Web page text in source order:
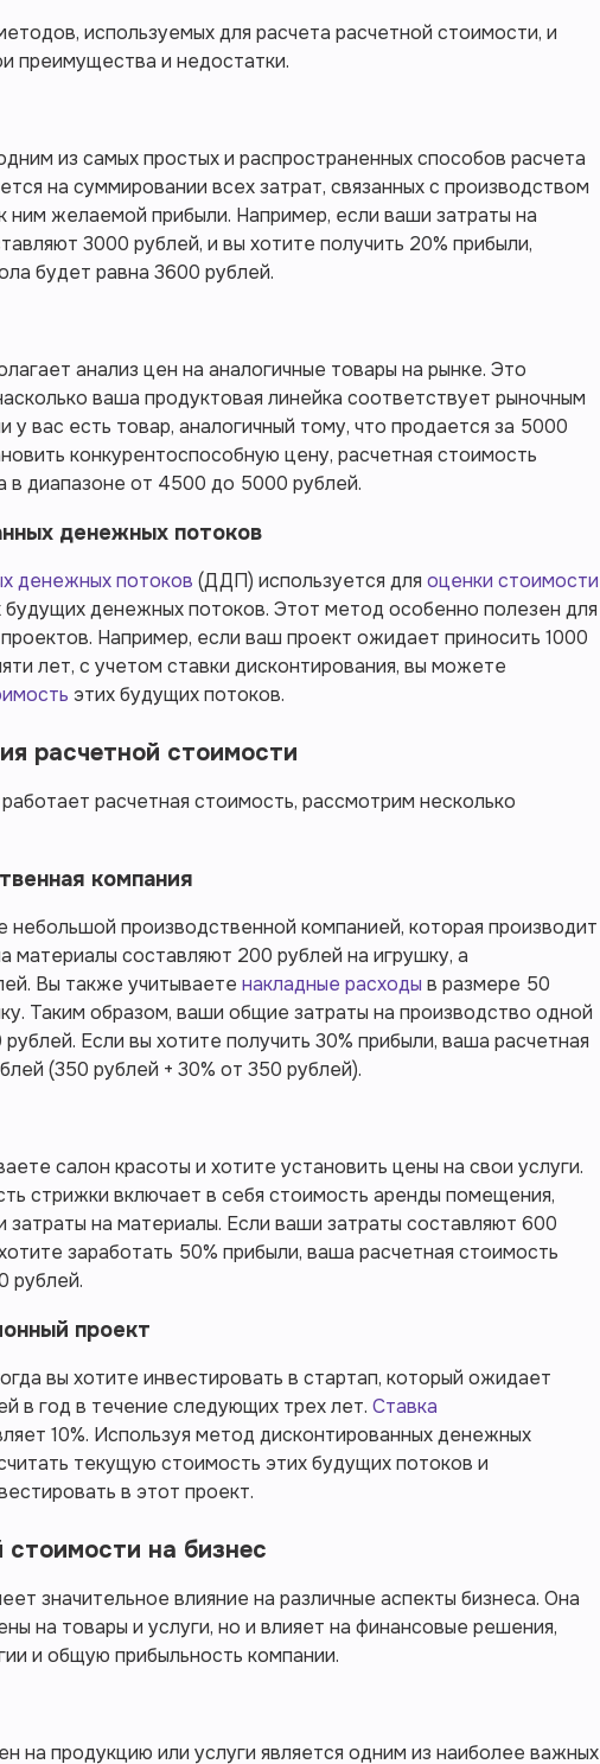
используемых для расчета расчетной стоимости, и
преимущества и недостатки.
из самых простых и распространенных способов расчета
на суммировании всех затрат, связанных с производством
ним желаемой прибыли. Например, если ваши затраты на
3000 рублей, и вы хотите получить 20% прибыли,
будет равна 3600 рублей.
анализ цен на аналогичные товары на рынке. Это
ваша продуктовая линейка соответствует рыночным
у вас есть товар, аналогичный тому, что продается за 5000
конкурентоспособную цену, расчетная стоимость
в диапазоне от 4500 до 5000 рублей.
денежных потоков
денежных потоков (ДДП) используется для оценки стоимости
будущих денежных потоков. Этот метод особенно полезен для
Например, если ваш проект ожидает приносить 1000
лет, с учетом ставки дисконтирования, вы можете
этих будущих потоков.
расчетной стоимости
расчетная стоимость, рассмотрим несколько
компания
небольшой производственной компанией, которая производит
материалы составляют 200 рублей на игрушку, а
Вы также учитываете накладные расходы в размере 50
Таким образом, ваши общие затраты на производство одной
Если вы хотите получить 30% прибыли, ваша расчетная
(350 рублей + 30% от 350 рублей).
салон красоты и хотите установить цены на свои услуги.
стрижки включает в себя стоимость аренды помещения,
затраты на материалы. Если ваши затраты составляют 600
заработать 50% прибыли, ваша расчетная стоимость
рублей.
проект
вы хотите инвестировать в стартап, который ожидает
в год в течение следующих трех лет. Ставка
10%. Используя метод дисконтированных денежных
текущую стоимость этих будущих потоков и
в этот проект.
стоимости на бизнес
значительное влияние на различные аспекты бизнеса. Она
на товары и услуги, но и влияет на финансовые решения,
и общую прибыльность компании.
на продукцию или услуги является одним из наиболее важных